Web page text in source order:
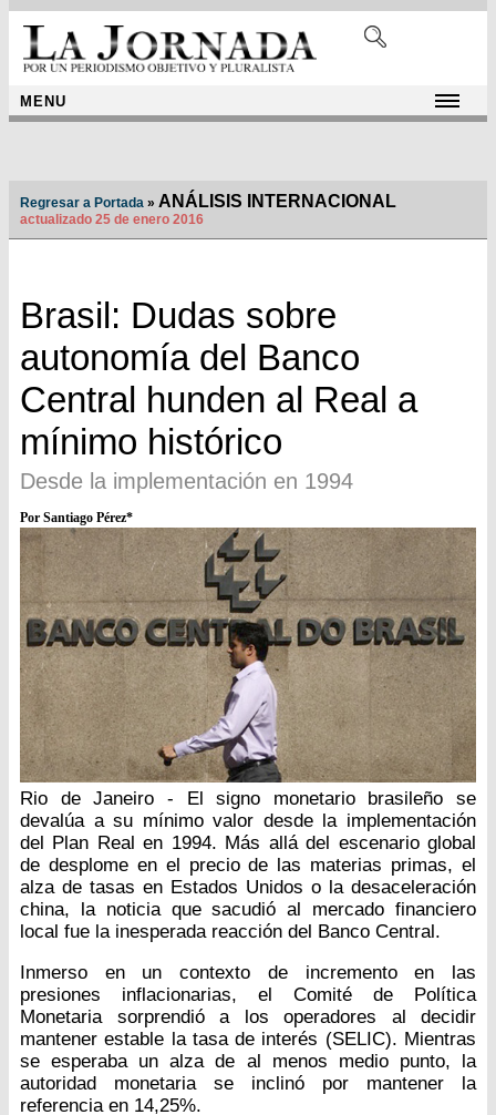
MENU
Regresar a Portada » ANÁLISIS INTERNACIONAL
actualizado 25 de enero 2016
Brasil: Dudas sobre
autonomía del Banco
Central hunden al Real a
mínimo histórico
Desde la implementación en 1994
Por Santiago Pérez*
Rio de Janeiro - El signo monetario brasileño se
devalúa a su mínimo valor desde la implementación
del Plan Real en 1994. Más allá del escenario global
de desplome en el precio de las materias primas, el
alza de tasas en Estados Unidos o la desaceleración
china, la noticia que sacudió al mercado financiero
local fue la inesperada reacción del Banco Central.
Inmerso en un contexto de incremento en las
presiones inflacionarias, el Comité de Política
Monetaria sorprendió a los operadores al decidir
mantener estable la tasa de interés (SELIC). Mientras
se esperaba un alza de al menos medio punto, la
autoridad monetaria se inclinó por mantener la
referencia en 14,25%.